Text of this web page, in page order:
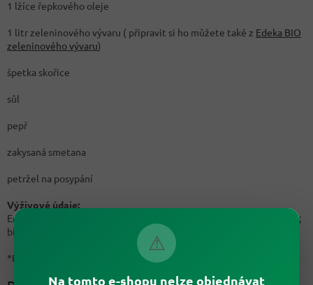
⚠
Na tomto e-shopu nelze objednávat
1 lžíce řepkového oleje
1 litr zeleninového vývaru ( připravit si ho můžete také z Edeka BIO
zeleninového vývaru)
špetka skořice
sůl
pepř
zakysaná smetana
petržel na posypání
Výživové údaje:
Energetická hodnota 850 kJ/ 203 kcal (*10%); sacharidy 22 g (*8%);
bílkoviny 7 g (*14%); tuky 9 g (*13%)
*Referenční hodnota příjmu u průměrné dospělé osoby